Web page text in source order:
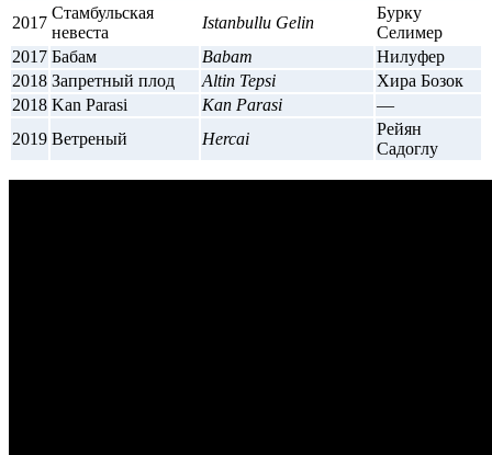
2017
Стамбульская
невеста
Istanbullu Gelin
Бурку
Селимер
2017 Бабам Babam
Нилуфер
2018 Запретный плод Altin Tepsi
Хира Бозок
2018 Kan Parasi Kan Parasi
—
2019 Ветреный Hercai
Рейян
Садоглу